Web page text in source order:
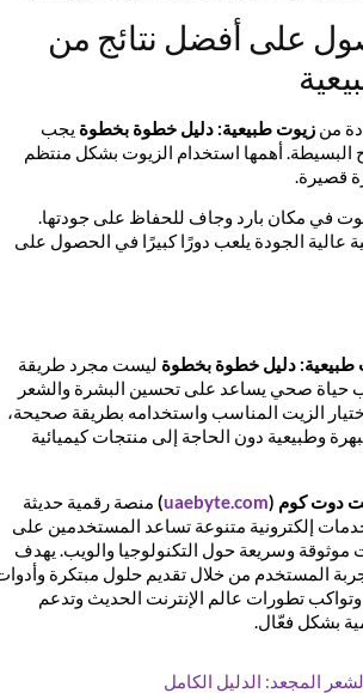
على أفضل نتائج من
منزيوت طبيعية: دليل خطوة بخطوةيجب
البسيطة. أهمها استخدام الزيوت بشكل منتظم
في مكان بارد وجاف للحفاظ على جودتها.
عالية الجودة يلعب دورًا كبيرًا في الحصول على
دليل خطوة بخطوةليست مجرد طريقة
حياة صحي يساعد على تحسين البشرة والشعر
الزيت المناسب واستخدامه بطريقة صحيحة،
وطبيعية دون الحاجة إلى منتجات كيميائية
دوت كوم (uaebyte.com
)منصة رقمية حديثة
إلكترونية متنوعة تساعد المستخدمين على
وسريعة حول التكنولوجيا والويب. يهدف
المستخدم من خلال تقديم حلول مبتكرة وأدوات
تطورات عالم الإنترنت الحديث وتدعم
بشكل فعّال.
المجعد: الدليل الكامل